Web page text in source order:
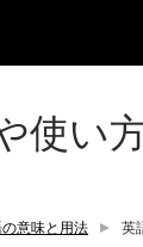
使い
意味と用法 英